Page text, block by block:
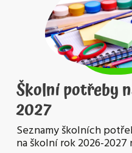
Školní potřeby
2027
Seznamy školních
na školní rok 2026-